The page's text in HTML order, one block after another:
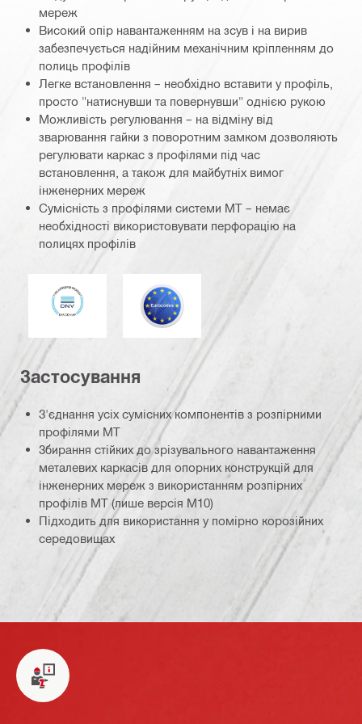
мереж
Високий опір навантаженням на зсув і на вирив
забезпечується надійним механічним кріпленням до
полиць профілів
Легке встановлення – необхідно вставити у профіль,
просто "натиснувши та повернувши" однією рукою
Можливість регулювання – на відміну від
зварювання гайки з поворотним замком дозволяють
регулювати каркас з профілями під час
встановлення, а також для майбутніх вимог
інженерних мереж
Сумісність з профілями системи MT – немає
необхідності використовувати перфорацію на
полицях профілів
DNV Єврокод
Застосування
З'єднання усіх сумісних компонентів з розпірними
профілями MT
Збирання стійких до зрізувального навантаження
металевих каркасів для опорних конструкцій для
інженерних мереж з використанням розпірних
профілів MT (лише версія M10)
Підходить для використання у помірно корозійних
середовищах